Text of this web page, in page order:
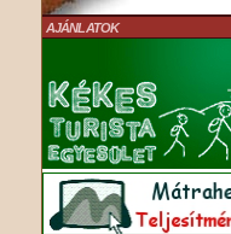
AJÁNLATOK